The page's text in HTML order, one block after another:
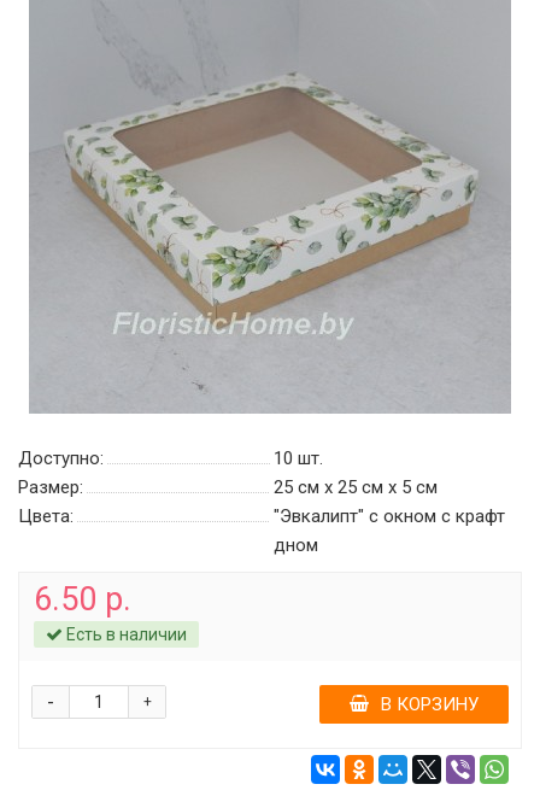
Доступно: 10 шт.
Размер:
25 см х 25 см х 5 см
Цвета:
"Эвкалипт" с окном с крафт
дном
6.50 р.
Есть в наличии
+
- В КОРЗИНУ